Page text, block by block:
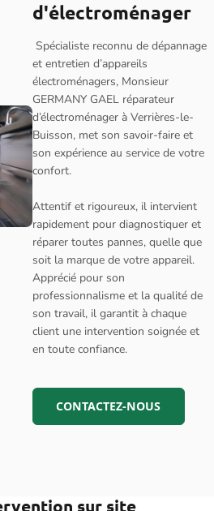
d'électroménager
Spécialiste reconnu de dépannage
et entretien d’appareils
électroménagers, Monsieur
GERMANY GAEL réparateur
d’électroménager à Verrières-le-
Buisson, met son savoir-faire et
son expérience au service de votre
confort.
Attentif et rigoureux, il intervient
rapidement pour diagnostiquer et
réparer toutes pannes, quelle que
soit la marque de votre appareil.
Apprécié pour son
professionnalisme et la qualité de
son travail, il garantit à chaque
client une intervention soignée et
en toute confiance.
CONTACTEZ-NOUS
sur site